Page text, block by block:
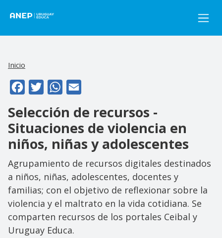
Inicio
FacebookTwitterWhatsApp
Selección de recursos -
Situaciones de violencia en
niños, niñas y adolescentes
Agrupamiento de recursos digitales destinados
a niños, niñas, adolescentes, docentes y
familias; con el objetivo de reflexionar sobre la
violencia y el maltrato en la vida cotidiana. Se
comparten recursos de los portales Ceibal y
Uruguay Educa.